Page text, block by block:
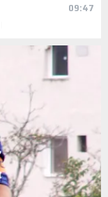
09:47